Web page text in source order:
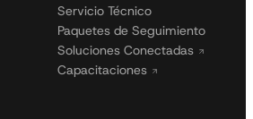
Servicio Técnico
Paquetes de Seguimiento
Soluciones Conectadas
Capacitaciones